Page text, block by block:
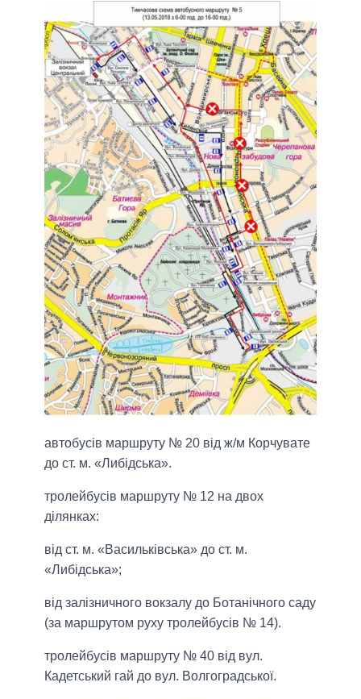
автобусів маршруту № 20 від ж/м Корчувате
до ст. м. «Либідська».
тролейбусів маршруту № 12 на двох
ділянках:
від ст. м. «Васильківська» до ст. м.
«Либідська»;
від залізничного вокзалу до Ботанічного саду
(за маршрутом руху тролейбусів № 14).
тролейбусів маршруту № 40 від вул.
Кадетський гай до вул. Волгоградської.